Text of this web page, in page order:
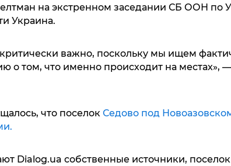
на экстренном заседании СБ ООН по
Украина.
критически важно, поскольку мы ищем
о том, что именно происходит на местах»,
что поселок Седово под
Dialog.ua собственные источники,